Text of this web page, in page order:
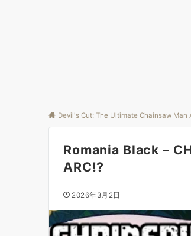
Devil's Cut: The Ultimate Chainsaw Man
Romania Black –
ARC!?
2026年3月2日